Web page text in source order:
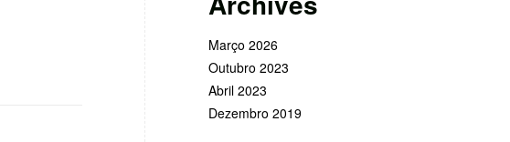
Março 2026
Outubro 2023
Abril 2023
Dezembro 2019